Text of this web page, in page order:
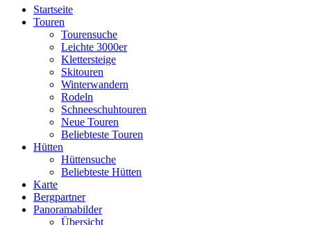
Startseite
Touren
Tourensuche
Leichte 3000er
Klettersteige
Skitouren
Winterwandern
Rodeln
Schneeschuhtouren
Neue Touren
Beliebteste Touren
Hütten
Hüttensuche
Beliebteste Hütten
Karte
Bergpartner
Panoramabilder
Übersicht